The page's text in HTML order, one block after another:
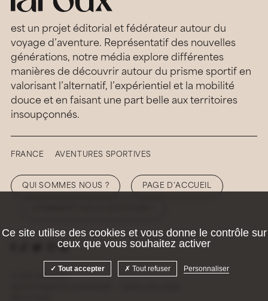
est un projet éditorial et fédérateur autour du
voyage d’aventure. Représentatif des nouvelles
générations, notre média explore différentes
manières de découvrir autour du prisme sportif en
valorisant l’alternatif, l’expérientiel et la mobilité
douce et en faisant une part belle aux territoires
insoupçonnés.
FRANCE AVENTURES SPORTIVES
QUI SOMMES NOUS ? PAGE D’ACCUEIL
© 2026 Hellolaroux
Ce site utilise des cookies et vous donne le contrôle sur
ceux que vous souhaitez activer
Tout accepter Tout refuser Personnaliser